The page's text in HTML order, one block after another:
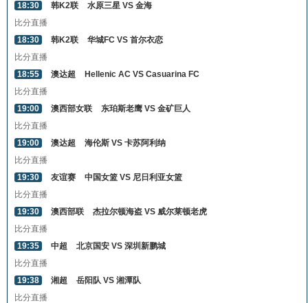
18:30
韩K2联
水原三星 VS 金海
比分直播
18:30
韩K2联
华城FC VS 首尔衣恋
比分直播
18:55
澳达超
Hellenic AC VS Casuarina FC
比分直播
19:00
澳西部女联
东珀斯老鹰 VS 金矿巨人
比分直播
19:00
澳达超
海伦斯 VS 卡苏阿利纳
比分直播
19:30
友谊赛
中国女篮 VS 尼日利亚女篮
比分直播
19:30
澳西部联
杰拉尔顿海盗 VS 威尔莱顿老虎
比分直播
19:35
中超
北京国安 VS 深圳新鹏城
比分直播
19:38
湘超
岳阳队 VS 湘潭队
比分直播